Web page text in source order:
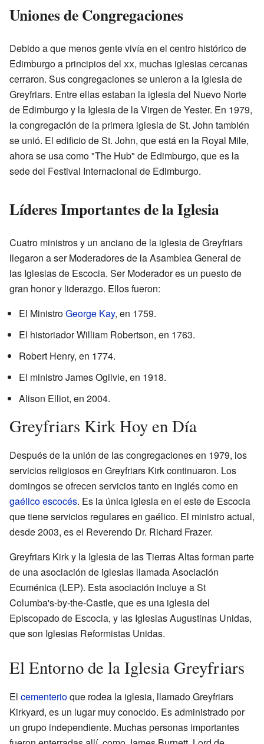
Uniones de Congregaciones
Debido a que menos gente vivía en el centro histórico de
Edimburgo a principios del xx, muchas iglesias cercanas
cerraron. Sus congregaciones se unieron a la iglesia de
Greyfriars. Entre ellas estaban la iglesia del Nuevo Norte
de Edimburgo y la Iglesia de la Virgen de Yester. En 1979,
la congregación de la primera iglesia de St. John también
se unió. El edificio de St. John, que está en la Royal Mile,
ahora se usa como "The Hub" de Edimburgo, que es la
sede del Festival Internacional de Edimburgo.
Líderes Importantes de la Iglesia
Cuatro ministros y un anciano de la iglesia de Greyfriars
llegaron a ser Moderadores de la Asamblea General de
las Iglesias de Escocia. Ser Moderador es un puesto de
gran honor y liderazgo. Ellos fueron:
El MinistroGeorge Kay, en 1759.
El historiador William Robertson, en 1763.
Robert Henry, en 1774.
El ministro James Ogilvie, en 1918.
Alison Elliot, en 2004.
Greyfriars Kirk Hoy en Día
Después de la unión de las congregaciones en 1979, los
servicios religiosos en Greyfriars Kirk continuaron. Los
domingos se ofrecen servicios tanto en inglés como en
gaélico escocés. Es la única iglesia en el este de Escocia
que tiene servicios regulares en gaélico. El ministro actual,
desde 2003, es el Reverendo Dr. Richard Frazer.
Greyfriars Kirk y la Iglesia de las Tierras Altas forman parte
de una asociación de iglesias llamada Asociación
Ecuménica (LEP). Esta asociación incluye a St
Columba's-by-the-Castle, que es una iglesia del
Episcopado de Escocia, y las Iglesias Augustinas Unidas,
que son Iglesias Reformistas Unidas.
El Entorno de la Iglesia Greyfriars
El cementerioque rodea la iglesia, llamado Greyfriars
Kirkyard, es un lugar muy conocido. Es administrado por
un grupo independiente. Muchas personas importantes